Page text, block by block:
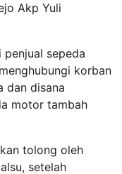
Akp Yuli
penjual sepeda
korban
dan disana
motor tambah
tolong oleh
setelah